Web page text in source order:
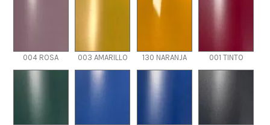
004 ROSA 003 AMARILLO 130 NARANJA 001 TINTO